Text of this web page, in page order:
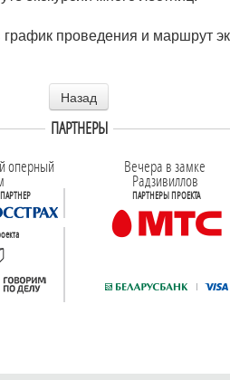
проведения и маршрут
Назад
ПАРТНЕРЫ
оперный Вечера в замке
Радзивиллов
ПАРТНЕРЫ ПРОЕКТА